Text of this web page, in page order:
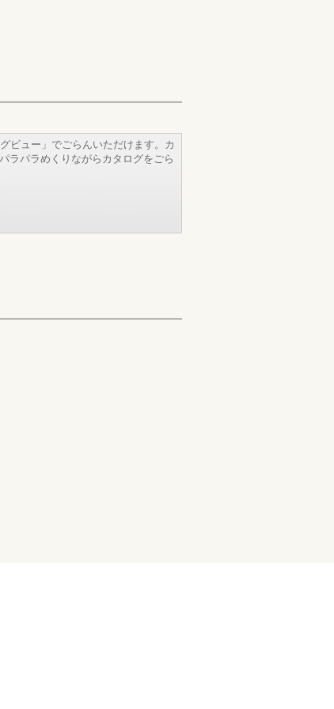
ビュー」でごらんいただけます。カ
ラパラめくりながらカタログをごら